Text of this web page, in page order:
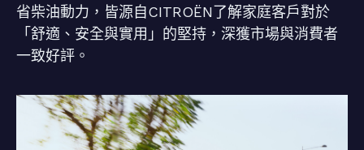
省柴油動力，皆源自CITROËN了解家庭客戶對於
「舒適、安全與實用」的堅持，深獲市場與消費者
一致好評。